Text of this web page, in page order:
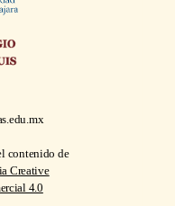
contenido de
Creative
4.0